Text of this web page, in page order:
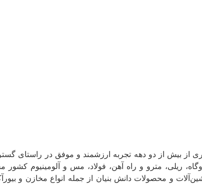
شده است و در حال حاضر با بهره گیری از بیش از دو دهه تجربه ارزشمند و موفق
ریلی، مترو و راه آهن، فولاد، مس و آلومینیوم
و محصولات دانش بنیان از جمله انواع مخازن و